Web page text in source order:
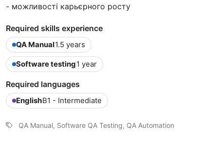
- можливості карьєрного росту
Required skills experience
QA Manual1.5 years
Software testing1 year
Required languages
EnglishB1 - Intermediate
QA Manual, Software QA Testing, QA Automation